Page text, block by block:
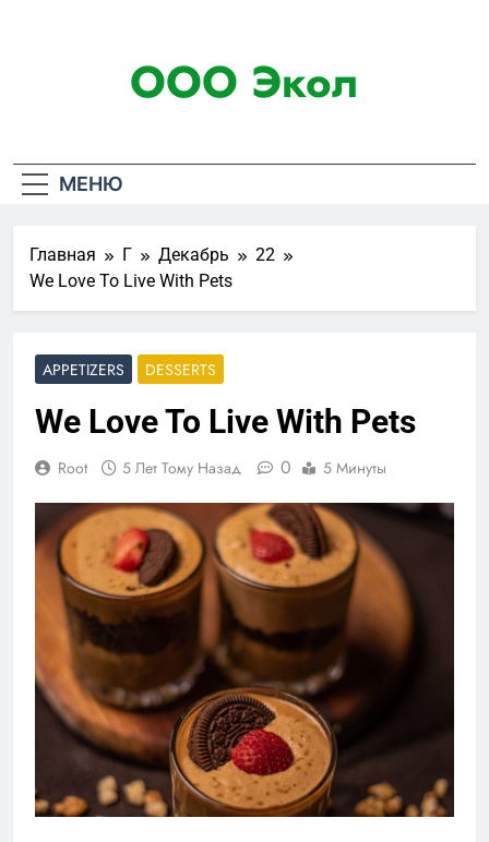
ООО Экол
МЕНЮ
Главная Г Декабрь
22
We Love To Live With Pets
APPETIZERS DESSERTS
We Love To Live With Pets
Root 5 Лет Тому Назад 0 5 Минуты